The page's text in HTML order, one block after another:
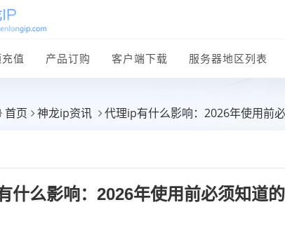
值 产品订购 客户端下载 服务器地区列表
首页 神龙ip资讯 代理ip有什么影响：2026年使用前
什么影响：2026年使用前必须知道